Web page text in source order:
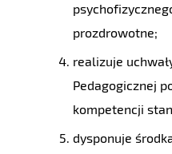
prozdrowotne;
realizuje
Pedagogicznej
kompetencji
dysponuje